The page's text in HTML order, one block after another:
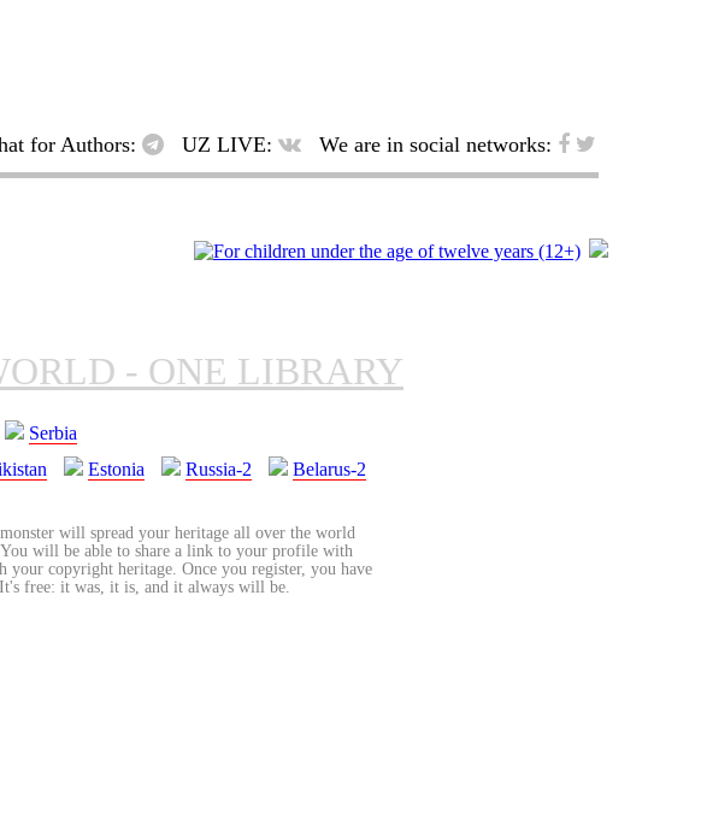
for Authors: UZ LIVE: We are in social networks:
- ONE LIBRARY
Serbia
Estonia Russia-2 Belarus-2
will spread your heritage all over the world
will be able to share a link to your profile with
your copyright heritage. Once you register, you have
free: it was, it is, and it always will be.